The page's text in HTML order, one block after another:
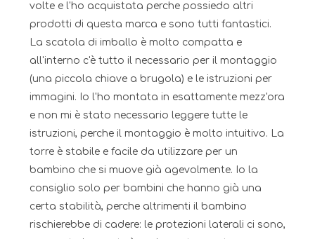
volte e l'ho acquistata perche possiedo altri
prodotti di questa marca e sono tutti fantastici.
La scatola di imballo è molto compatta e
all'interno c'è tutto il necessario per il montaggio
(una piccola chiave a brugola) e le istruzioni per
immagini. Io l'ho montata in esattamente mezz'ora
e non mi è stato necessario leggere tutte le
istruzioni, perche il montaggio è molto intuitivo. La
torre è stabile e facile da utilizzare per un
bambino che si muove già agevolmente. Io la
consiglio solo per bambini che hanno già una
certa stabilità, perche altrimenti il bambino
rischierebbe di cadere: le protezioni laterali ci sono,